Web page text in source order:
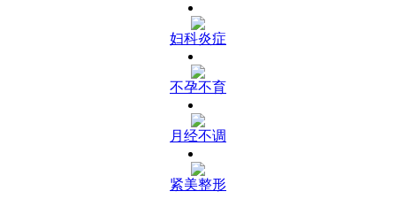
妇科炎症
不孕不育
月经不调
紧美整形